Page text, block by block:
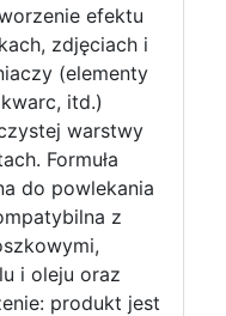
efektu
zdjęciach i
(elementy
itd.)
warstwy
Formuła
do powlekania
z
i oleju oraz
produkt jest